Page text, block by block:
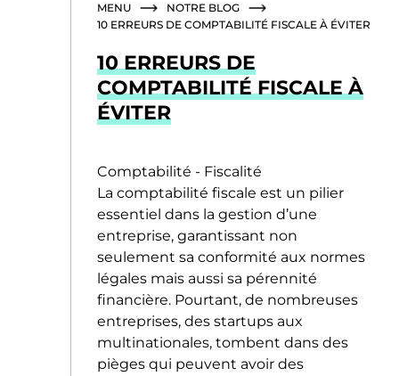
MENU
NOTRE BLOG
10 ERREURS DE COMPTABILITÉ FISCALE À ÉVITER
10 ERREURS DE
COMPTABILITÉ FISCALE À
ÉVITER
Comptabilité - Fiscalité
La comptabilité fiscale est un pilier
essentiel dans la gestion d’une
entreprise, garantissant non
seulement sa conformité aux normes
légales mais aussi sa pérennité
financière. Pourtant, de nombreuses
entreprises, des startups aux
multinationales, tombent dans des
pièges qui peuvent avoir des